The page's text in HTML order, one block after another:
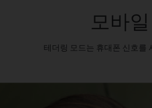
모바
테더링 모드는 휴대폰 신호를